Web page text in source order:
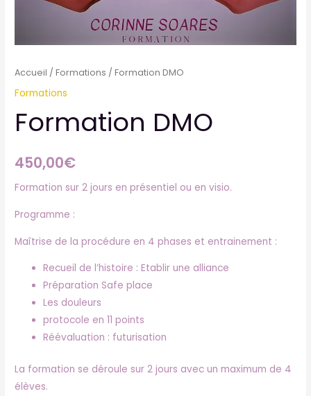
Accueil /Formations / Formation DMO
Formations
Formation DMO
450,00€
Formation sur 2 jours en présentiel ou en visio.
Programme :
Maîtrise de la procédure en 4 phases et entrainement :
Recueil de l’histoire : Etablir une alliance
Préparation Safe place
Les douleurs
protocole en 11 points
Réévaluation : futurisation
La formation se déroule sur 2 jours avec un maximum de 4
élèves.